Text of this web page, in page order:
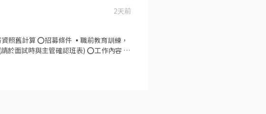
・有機車等交通工具、能載運裝備、能獨
會在 24 小時內主動聯絡您，先聊 5 分鐘確認狀況再約面試。
2天前
照舊計算 ⭕招募條件 ▪職前教育訓練，
於面試時與主管確認班表) ⭕工作內容 ▪